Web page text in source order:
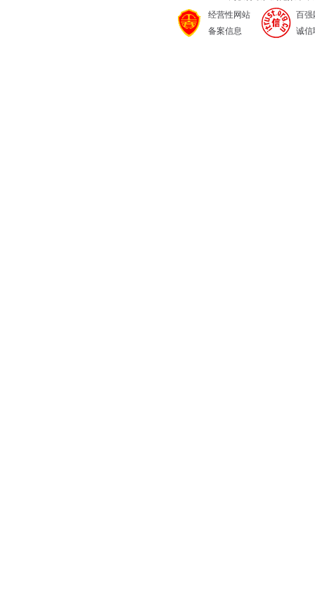
经营性网站
备案信息
百强
诚信